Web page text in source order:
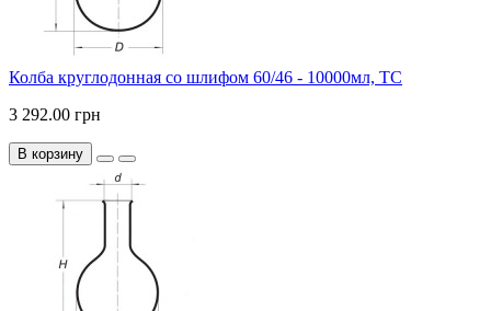
Колба круглодонная со шлифом 60/46 - 10000мл, ТС
3 292.00 грн
В корзину